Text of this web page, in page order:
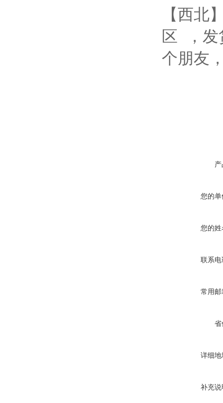
【西北
区 ，发
个朋友
您的单
您的姓
联系电
常用邮
省
详细地
补充说